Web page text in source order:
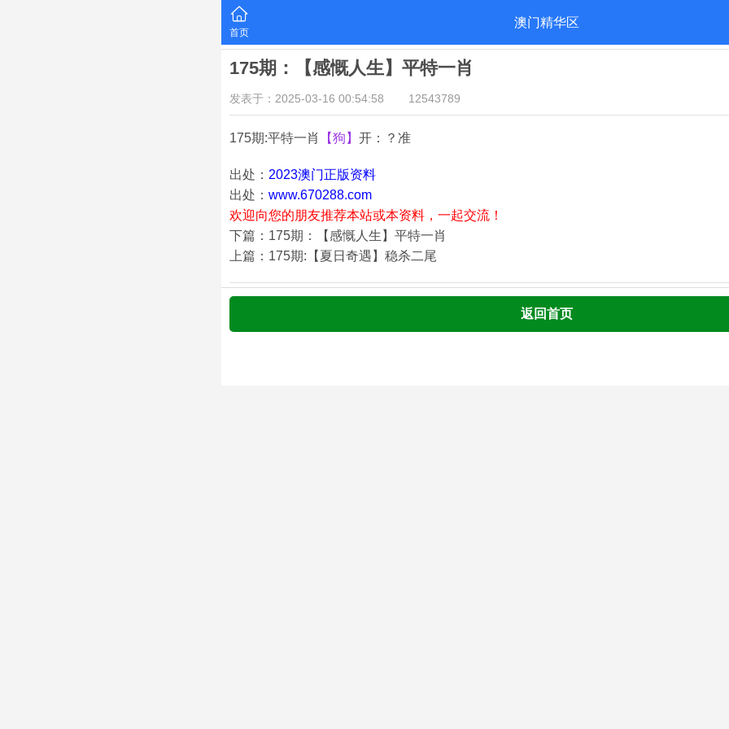
首页
澳门精华区
175期：【感慨人生】平特一肖
发表于：2025-03-16 00:54:58 12543789
175期:平特一肖 【狗】 开：？准
出处： 2023澳门正版资料
出处： www.670288.com
欢迎向您的朋友推荐本站或本资料，一起交流！
下篇：175期：【感慨人生】平特一肖
上篇：175期:【夏日奇遇】稳杀二尾
返回首页